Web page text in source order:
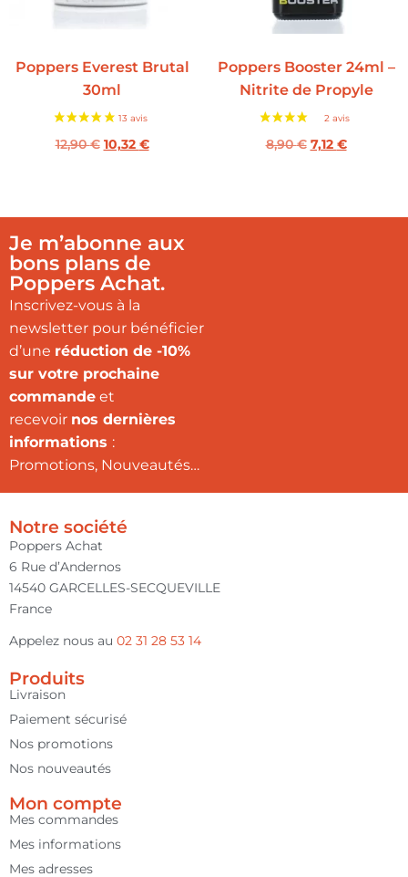
Poppers Everest Brutal
30ml
12,90€ 10,32 €
Poppers Booster 24ml –
Nitrite de Propyle
8,90€ 7,12 €
Je m’abonne aux
bons plans de
Poppers Achat.
Inscrivez-vous à la
newsletter pour bénéficier
d’une réduction de -10%
sur votre prochaine
commande et
recevoir nos dernières
informations :
Promotions, Nouveautés…
Notre société
Poppers Achat
6 Rue d’Andernos
14540 GARCELLES-SECQUEVILLE
France
Appelez nous au 02 31 28 53 14
Produits
Livraison
Paiement sécurisé
Nos promotions
Nos nouveautés
Mon compte
Mes commandes
Mes informations
Mes adresses